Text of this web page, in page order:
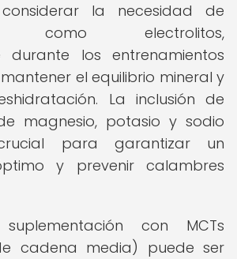
la necesidad de
como electrolitos,
durante los entrenamientos
el equilibrio mineral y
La inclusión de
magnesio, potasio y sodio
para garantizar un
y prevenir calambres
con MCTs
cadena media) puede ser